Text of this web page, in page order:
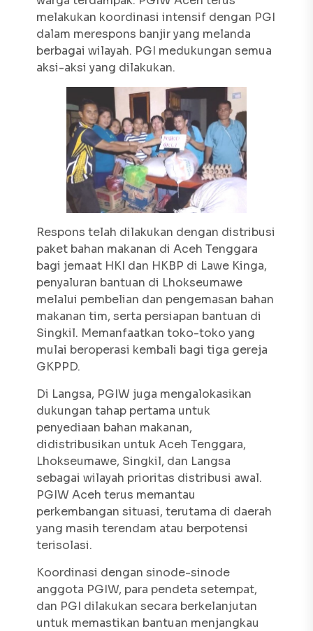
melakukan koordinasi intensif dengan PGI
dalam merespons banjir yang melanda
berbagai wilayah. PGI medukungan semua
aksi-aksi yang dilakukan.
Respons telah dilakukan dengan distribusi
paket bahan makanan di Aceh Tenggara
bagi jemaat HKI dan HKBP di Lawe Kinga,
penyaluran bantuan di Lhokseumawe
melalui pembelian dan pengemasan bahan
makanan tim, serta persiapan bantuan di
Singkil. Memanfaatkan toko-toko yang
mulai beroperasi kembali bagi tiga gereja
GKPPD.
Di Langsa, PGIW juga mengalokasikan
dukungan tahap pertama untuk
penyediaan bahan makanan,
didistribusikan untuk Aceh Tenggara,
Lhokseumawe, Singkil, dan Langsa
sebagai wilayah prioritas distribusi awal.
PGIW Aceh terus memantau
perkembangan situasi, terutama di daerah
yang masih terendam atau berpotensi
terisolasi.
Koordinasi dengan sinode-sinode
anggota PGIW, para pendeta setempat,
dan PGI dilakukan secara berkelanjutan
untuk memastikan bantuan menjangkau